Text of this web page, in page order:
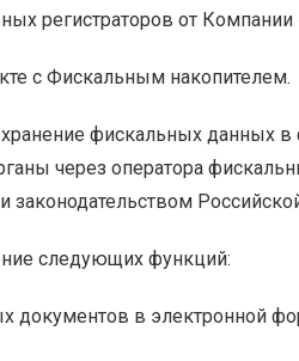
регистраторов от
с Фискальным накопителем.
фискальных данных
через оператора
законодательством
следующих функций:
документов в электронной